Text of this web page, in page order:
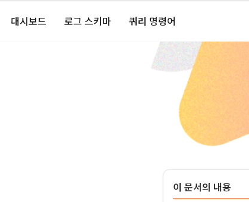
대시보드 로그 스키마 쿼리 명령어
이 문서의 내용